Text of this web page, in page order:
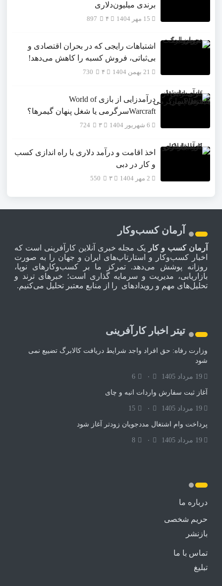
برندی میلیون‌دلاری
15 مهر 1404 897
اشتباهات رایجی که در بحران اقتصادی و
بی‌ثباتی، فروش کسبه را کاهش می‌دهد!
21 بهمن 1404 730
درآمدزایی از بازی World of
Warcraftسرگرمی یا شغل پنهان گیمرها؟
6 شهریور 1404 724
اخذ اقامت و درآمد دلاری با راه اندازی کسب
و کار در دبی
2 مهر 1404 550
آرمان کسب‌وکار
آرمان کسب و کار یک مجله خبری آنلاین کارآفرینی است که
اخبار کسب‌وکار و استارتاپ‌های ایران و جهان را به صورت
روزانه پوشش می‌دهد. تمرکز ما بر کسب‌وکارهای نوپا،
بازاریابی، مدیریت و سرمایه گذاری است؛ خبرهای ترند و
تحلیل‌های مهم و رویدادهای را از منابع معتبر تحلیل می‌کنیم.
تیتر اخبار کارآفرینی
وزارت رفاه: حق افراد واجد شرایط دریافت کالابرگ تضییع نمی
شود
19 مرداد 1405 6
آغاز ثبت سفارش واردات انبه و چای
19 مرداد 1405 15
پرداخت وام اشتغال مددجویان زودتر آغاز شود
19 مرداد 1405 8
درباره ما
حریم شخصی
بازنشر
تماس با ما
تبلیغ